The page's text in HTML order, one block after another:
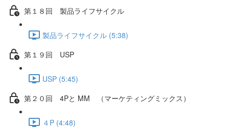
第１８回 製品ライフサイクル
製品ライフサイクル (5:38)
第１９回 USP
USP (5:45)
第２０回 4Pと MM （マーケティングミックス）
４P (4:48)